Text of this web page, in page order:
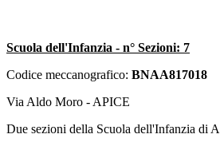
Scuola dell'Infanzia - n° Sezioni: 7
Codice meccanografico: BNAA817018
Via Aldo Moro - APICE
Due sezioni della Scuola dell'Infanzia di